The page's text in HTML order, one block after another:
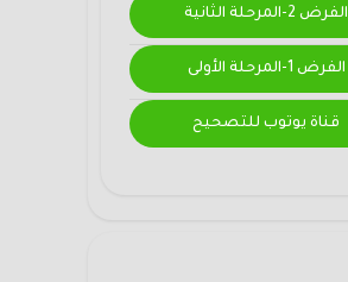
الفرض 2-المرحلة الثانية
الفرض 1-المرحلة الأولى
قناة يوتوب للتصحيح